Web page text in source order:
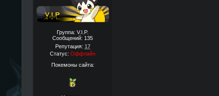
Группа: V.I.P.
Сообщений: 135
Репутация: 17
Статус: Оффлайн
Покемоны сайта: